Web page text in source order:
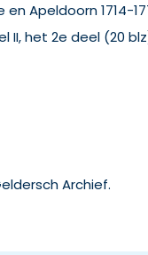
Apeldoorn 1714-
II, het 2e deel (20
Archief.